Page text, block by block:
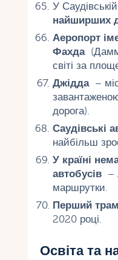
У
найширших
Аеропорт
Фахда
світі за
Джідда–
дорога).
Саудівські
найбільш
У країні
автобусів–
маршрутки.
Перший
2020 році.
Освіта та